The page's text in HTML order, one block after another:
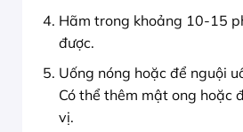
Hãm trong khoảng 10-15
được.
Uống nóng hoặc để nguội
Có thể thêm mật ong hoặc
vị.